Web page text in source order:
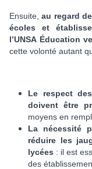
Ensuite,au regard
écoles et
l’UNSA Éducation
cette volonté autant
Le respect
doivent être
moyens en
La nécessité
réduire les
lycées : il est
des